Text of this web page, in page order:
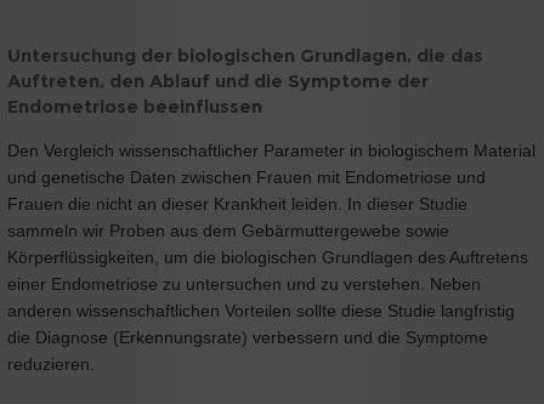
Untersuchung der biologischen Grundlagen, die das
Auftreten, den Ablauf und die Symptome der
Endometriose beeinflussen
Den Vergleich wissenschaftlicher Parameter in biologischem Material
und genetische Daten zwischen Frauen mit Endometriose und
Frauen die nicht an dieser Krankheit leiden. In dieser Studie
sammeln wir Proben aus dem Gebärmuttergewebe sowie
Körperflüssigkeiten, um die biologischen Grundlagen des Auftretens
einer Endometriose zu untersuchen und zu verstehen. Neben
anderen wissenschaftlichen Vorteilen sollte diese Studie langfristig
die Diagnose (Erkennungsrate) verbessern und die Symptome
reduzieren.